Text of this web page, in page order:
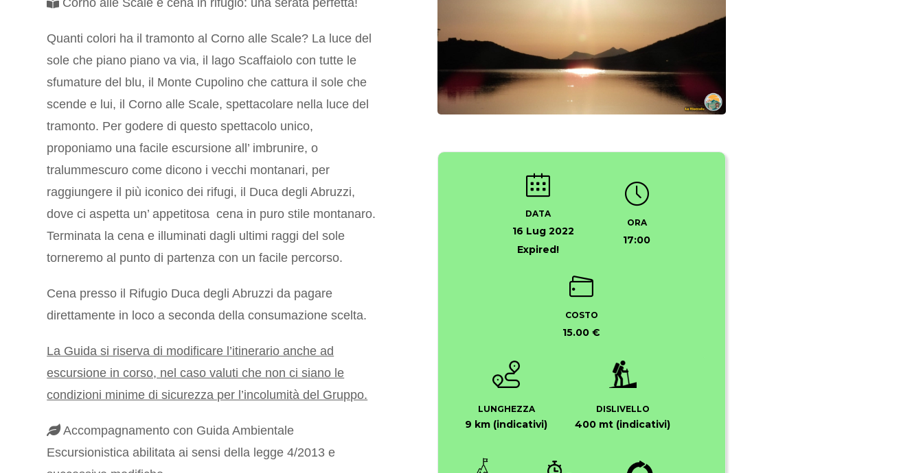
Corno alle Scale e cena in rifugio: una serata perfetta!
Quanti colori ha il tramonto al Corno alle Scale? La luce del
sole che piano piano va via, il lago Scaffaiolo con tutte le
sfumature del blu, il Monte Cupolino che cattura il sole che
scende e lui, il Corno alle Scale, spettacolare nella luce del
tramonto. Per godere di questo spettacolo unico,
proponiamo una facile escursione all’ imbrunire, o
tralummescuro come dicono i vecchi montanari, per
raggiungere il più iconico dei rifugi, il Duca degli Abruzzi,
dove ci aspetta un’ appetitosa cena in puro stile montanaro.
Terminata la cena e illuminati dagli ultimi raggi del sole
torneremo al punto di partenza con un facile percorso.
Cena presso il Rifugio Duca degli Abruzzi da pagare
direttamente in loco a seconda della consumazione scelta.
La Guida si riserva di modificare l’itinerario anche ad
escursione in corso, nel caso valuti che non ci siano le
condizioni minime di sicurezza per l’incolumità del Gruppo.
Accompagnamento con Guida Ambientale
Escursionistica abilitata ai sensi della legge 4/2013 e
DATA
16 Lug 2022
Expired!
ORA
17:00
COSTO
15.00 €
LUNGHEZZA
9 km (indicativi)
DISLIVELLO
400 mt (indicativi)